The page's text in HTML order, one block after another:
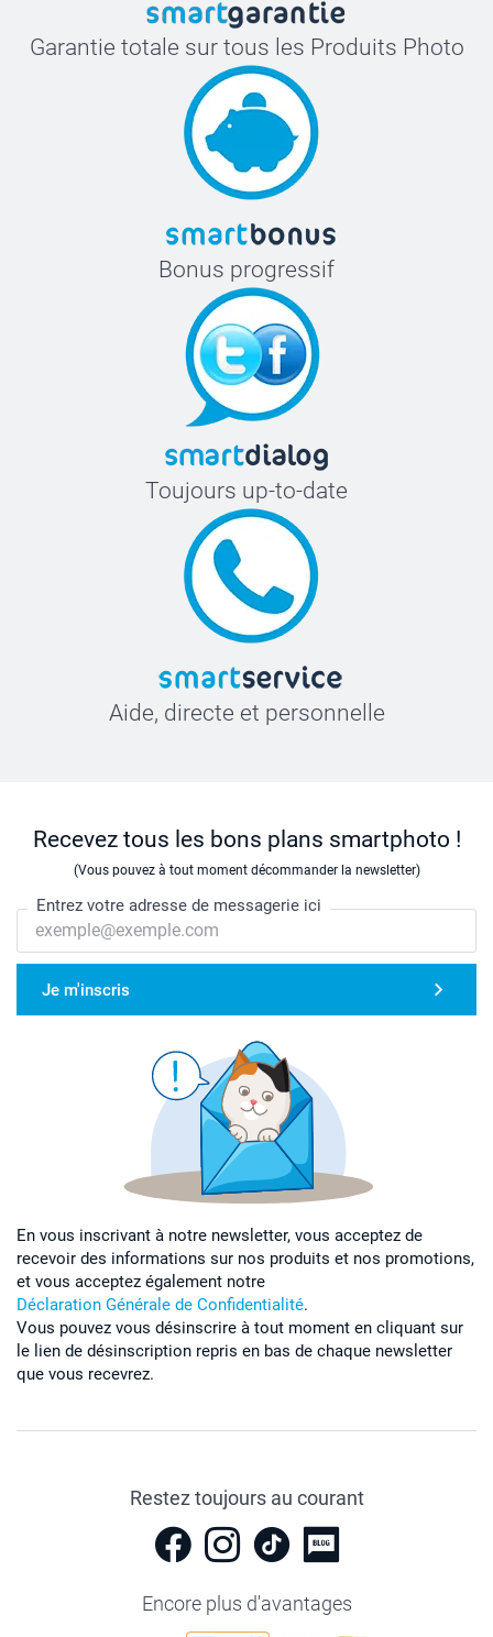
Garantie totale sur tous les Produits Photo
Bonus progressif
Toujours up-to-date
Aide, directe et personnelle
Recevez tous les bons plans smartphoto !
(Vous pouvez à tout moment décommander la newsletter)
Entrez votre adresse de messagerie ici
Je m'inscris
En vous inscrivant à notre newsletter, vous acceptez de
recevoir des informations sur nos produits et nos promotions,
et vous acceptez également notre
Déclaration Générale de Confidentialité.
Vous pouvez vous désinscrire à tout moment en cliquant sur
le lien de désinscription repris en bas de chaque newsletter
que vous recevrez.
Restez toujours au courant
Encore plus d'avantages